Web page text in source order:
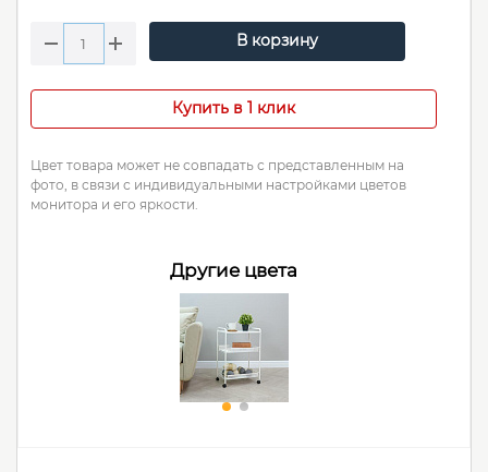
В корзину
Купить в 1 клик
Цвет товара может не совпадать с представленным на
фото, в связи с индивидуальными настройками цветов
монитора и его яркости.
Другие цвета